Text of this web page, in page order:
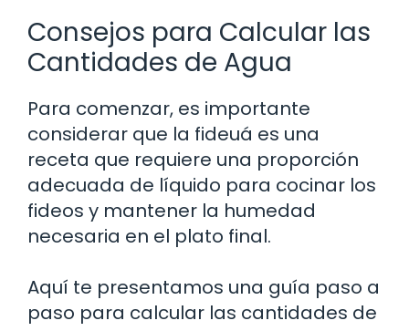
Consejos para Calcular las
Cantidades de Agua
Para comenzar, es importante
considerar que la fideuá es una
receta que requiere una proporción
adecuada de líquido para cocinar los
fideos y mantener la humedad
necesaria en el plato final.
Aquí te presentamos una guía paso a
paso para calcular las cantidades de